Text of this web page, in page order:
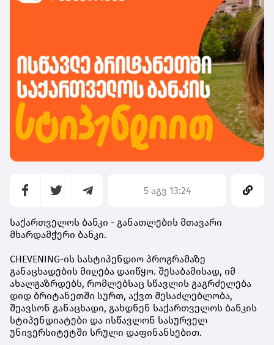
5 აგვ 13:24
საქართველოს ბანკი - განათლების მთავარი
მხარდამჭერი ბანკი.
CHEVENING-ის სასტიპენდიო პროგრამაზე
განაცხადების მიღება დაიწყო. შესაბამისად, იმ
ახალგაზრდებს, რომლებსაც სწავლის გაგრძელება
დიდ ბრიტანეთში სურთ, აქვთ შესაძლებლობა,
შეავსონ განაცხადი, გახდნენ საქართველოს ბანკის
სტიპენდიატები და ისწავლონ სასურველ
უნივერსიტეტში სრული დაფინანსებით.